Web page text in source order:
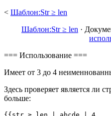
< Шаблон:Str ≥ len
Шаблон:Str ≥ len ·
=== Использование ===
Имеет от 3 до 4
Здесь проверяет является ли
больше: